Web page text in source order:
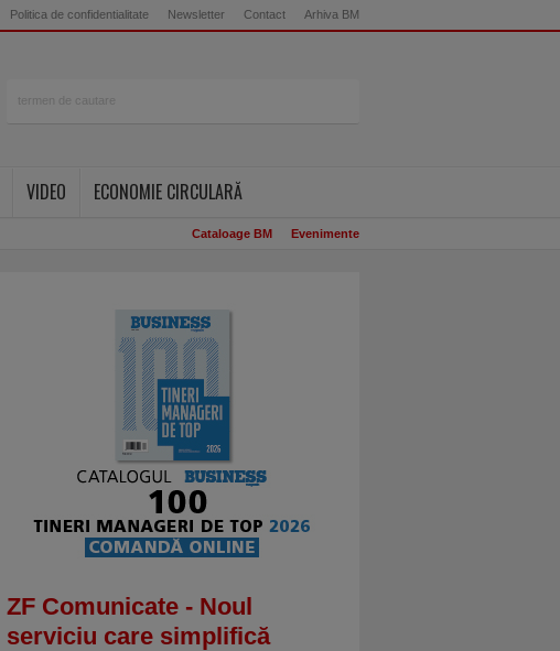
Politica de confidentialitate Newsletter Contact Arhiva BM
VIDEO
ECONOMIE CIRCULARĂ
Cataloage BM Evenimente
ZF Comunicate - Noul
serviciu care simplifică